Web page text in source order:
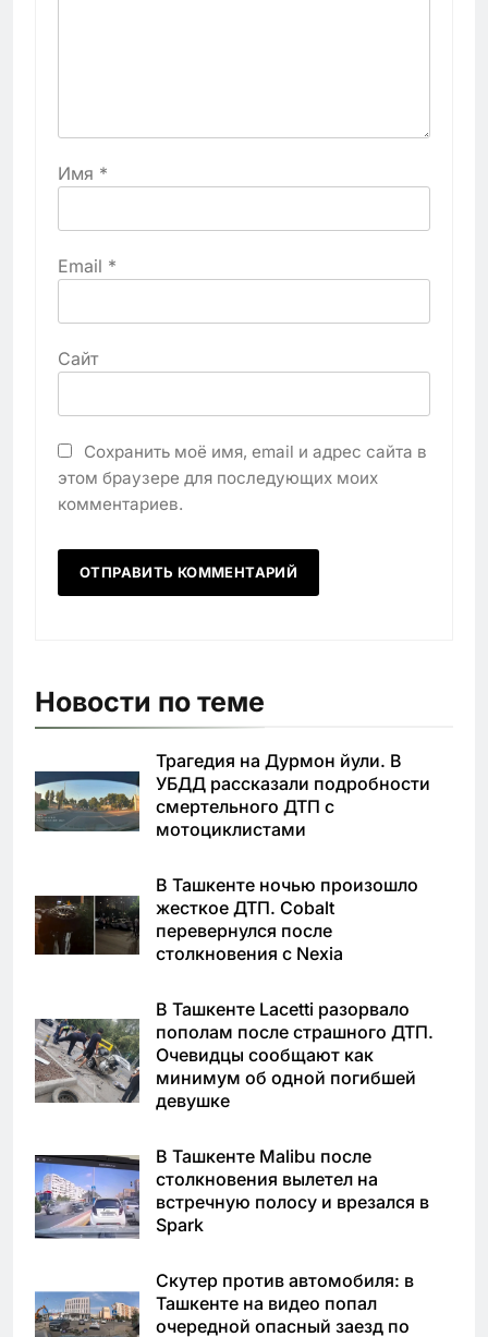
Имя *
Email *
Сайт
Сохранить моё имя, email и адрес сайта в
этом браузере для последующих моих
комментариев.
Новости по теме
Трагедия на Дурмон йули. В
УБДД рассказали подробности
смертельного ДТП с
мотоциклистами
В Ташкенте ночью произошло
жесткое ДТП. Cobalt
перевернулся после
столкновения с Nexia
В Ташкенте Lacetti разорвало
пополам после страшного ДТП.
Очевидцы сообщают как
минимум об одной погибшей
девушке
В Ташкенте Malibu после
столкновения вылетел на
встречную полосу и врезался в
Spark
Скутер против автомобиля: в
Ташкенте на видео попал
очередной опасный заезд по